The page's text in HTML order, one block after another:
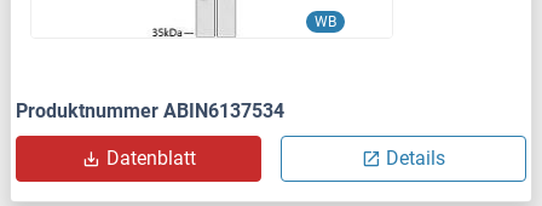
WB
Produktnummer ABIN6137534
Datenblatt Details